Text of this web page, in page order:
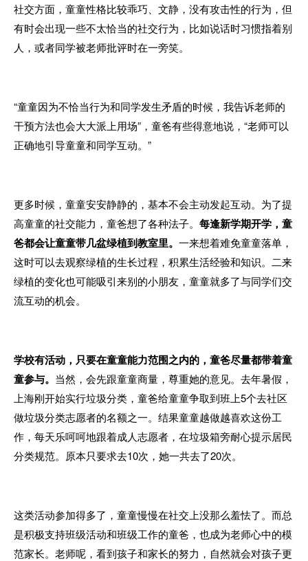
社交方面，童童性格比较乖巧、文静，没有攻击性的行为，但
有时会出现一些不太恰当的社交行为，比如说话时习惯指着别
人，或者同学被老师批评时在一旁笑。
“童童因为不恰当行为和同学发生矛盾的时候，我告诉老师的
干预方法也会大大派上用场”，童爸有些得意地说，“老师可以
正确地引导童童和同学互动。”
更多时候，童童安安静静的，基本不会主动发起互动。为了提
高童童的社交能力，童爸想了各种法子。 每逢新学期开学，童
爸都会让童童带几盆绿植到教室里。 一来想着难免童童落单，
这时可以去观察绿植的生长过程，积累生活经验和知识。二来
绿植的变化也可能吸引来别的小朋友，童童就多了与同学们交
流互动的机会。
学校有活动，只要在童童能力范围之内的，童爸尽量都带着童
童参与。 当然，会先跟童童商量，尊重她的意见。去年暑假，
上海刚开始实行垃圾分类，童爸给童童争取到班上5个去社区
做垃圾分类志愿者的名额之一。结果童童越做越喜欢这份工
作，每天乐呵呵地跟着成人志愿者，在垃圾箱旁耐心提示居民
分类规范。原本只要求去10次，她一共去了20次。
这类活动参加得多了，童童慢慢在社交上没那么羞怯了。而总
是积极支持班级活动和班级工作的童爸，也成为老师心中的模
范家长。老师呢，看到孩子和家长的努力，自然就会对孩子更